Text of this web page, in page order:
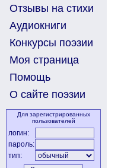
Отзывы на стихи
Аудиокниги
Конкурсы поэзии
Моя страница
Помощь
О сайте поэзии
Для зарегистрированных
пользователей
логин:
пароль:
тип: